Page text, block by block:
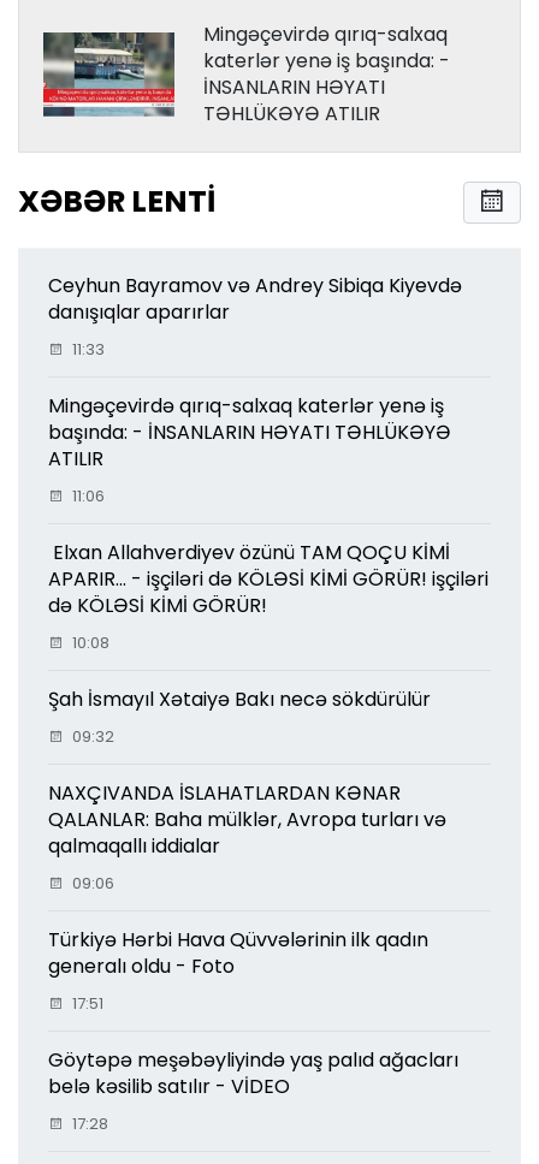
Mingəçevirdə qırıq-salxaq
katerlər yenə iş başında: -
İNSANLARIN HƏYATI
TƏHLÜKƏYƏ ATILIR
XƏBƏR LENTI
Ceyhun Bayramov və Andrey Sibiqa Kiyevdə
danışıqlar aparırlar
11:33
Mingəçevirdə qırıq-salxaq katerlər yenə iş
başında: - İNSANLARIN HƏYATI TƏHLÜKƏYƏ
ATILIR
11:06
Elxan Allahverdiyev özünü TAM QOÇU KİMİ
APARIR... - işçiləri də KÖLƏSİ KİMİ GÖRÜR! işçiləri
də KÖLƏSİ KİMİ GÖRÜR!
10:08
Şah İsmayıl Xətaiyə Bakı necə sökdürülür
09:32
NAXÇIVANDA İSLAHATLARDAN KƏNAR
QALANLAR: Baha mülklər, Avropa turları və
qalmaqallı iddialar
09:06
Türkiyə Hərbi Hava Qüvvələrinin ilk qadın
generalı oldu - Foto
17:51
Göytəpə meşəbəyliyində yaş palıd ağacları
belə kəsilib satılır - VİDEO
17:28